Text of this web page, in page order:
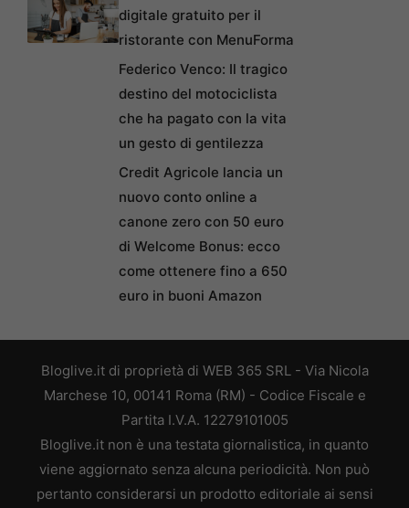
digitale gratuito per il
ristorante con MenuForma
Federico Venco: Il tragico
destino del motociclista
che ha pagato con la vita
un gesto di gentilezza
Credit Agricole lancia un
nuovo conto online a
canone zero con 50 euro
di Welcome Bonus: ecco
come ottenere fino a 650
euro in buoni Amazon
Bloglive.it di proprietà di WEB 365 SRL - Via Nicola
Marchese 10, 00141 Roma (RM) - Codice Fiscale e
Partita I.V.A. 12279101005
Bloglive.it non è una testata giornalistica, in quanto
viene aggiornato senza alcuna periodicità. Non può
pertanto considerarsi un prodotto editoriale ai sensi